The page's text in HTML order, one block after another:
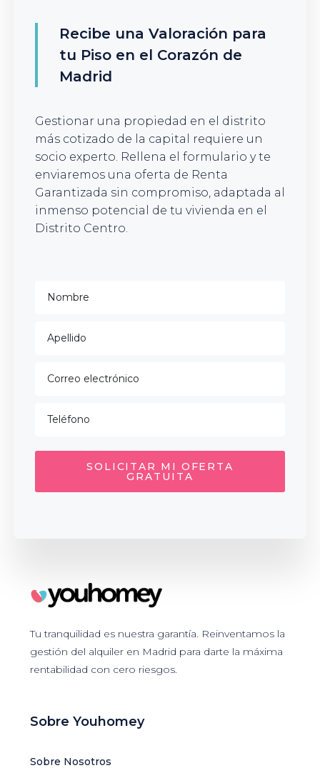
Recibe una Valoración para
tu Piso en el Corazón de
Madrid
Gestionar una propiedad en el distrito
más cotizado de la capital requiere un
socio experto. Rellena el formulario y te
enviaremos una oferta de Renta
Garantizada sin compromiso, adaptada al
inmenso potencial de tu vivienda en el
Distrito Centro.
SOLICITAR MI OFERTA
GRATUITA
Tu tranquilidad es nuestra garantía. Reinventamos la
gestión del alquiler en Madrid para darte la máxima
rentabilidad con cero riesgos.
Sobre Youhomey
Sobre Nosotros